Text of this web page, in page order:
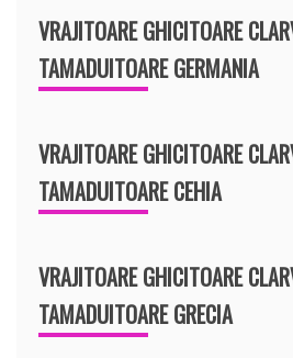
VRAJITOARE GHICITOARE
TAMADUITOARE GERMANIA
VRAJITOARE GHICITOARE
TAMADUITOARE CEHIA
VRAJITOARE GHICITOARE
TAMADUITOARE GRECIA